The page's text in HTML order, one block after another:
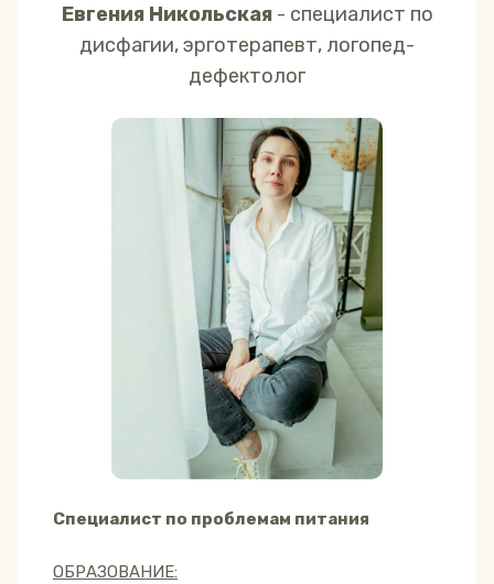
Евгения Никольская- специалист по
дисфагии, эрготерапевт, логопед-
дефектолог
Специалист по проблемам питания
ОБРАЗОВАНИЕ: